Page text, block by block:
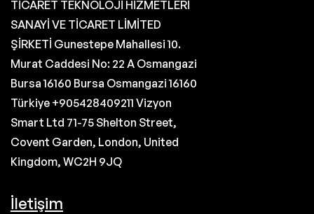
TİCARET TEKNOLOJİ HİZMETLERİ
SANAYİ VE TİCARET LİMİTED
ŞİRKETİ Gunestepe Mahallesi 10.
Murat Caddesi No: 22 A Osmangazi
Bursa 16160 Bursa Osmangazi 16160
Türkiye +905428409211 Vizyon
Smart Ltd 71-75 Shelton Street,
Covent Garden, London, United
Kingdom, WC2H 9JQ
İletişim